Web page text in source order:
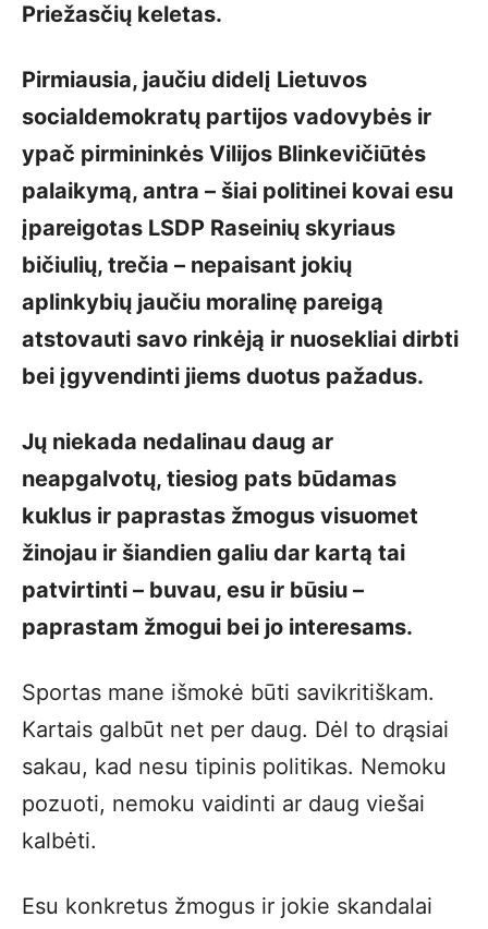
Priežasčių keletas.
Pirmiausia, jaučiu didelį Lietuvos
socialdemokratų partijos vadovybės ir
ypač pirmininkės Vilijos Blinkevičiūtės
palaikymą, antra – šiai politinei kovai esu
įpareigotas LSDP Raseinių skyriaus
bičiulių, trečia – nepaisant jokių
aplinkybių jaučiu moralinę pareigą
atstovauti savo rinkėją ir nuosekliai dirbti
bei įgyvendinti jiems duotus pažadus.
Jų niekada nedalinau daug ar
neapgalvotų, tiesiog pats būdamas
kuklus ir paprastas žmogus visuomet
žinojau ir šiandien galiu dar kartą tai
patvirtinti – buvau, esu ir būsiu –
paprastam žmogui bei jo interesams.
Sportas mane išmokė būti savikritiškam.
Kartais galbūt net per daug. Dėl to drąsiai
sakau, kad nesu tipinis politikas. Nemoku
pozuoti, nemoku vaidinti ar daug viešai
kalbėti.
Esu konkretus žmogus ir jokie skandalai